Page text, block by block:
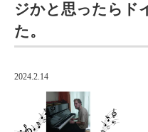
ジかと思ったらド
た。
2024.2.14